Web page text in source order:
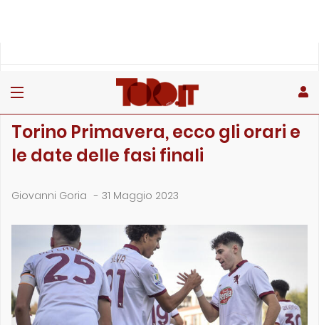
Torino Primavera, ecco gli orari e
le date delle fasi finali
Giovanni Goria - 31 Maggio 2023